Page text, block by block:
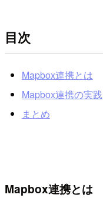
目次
Mapbox連携とは
Mapbox連携の実践
まとめ
Mapbox連携とは